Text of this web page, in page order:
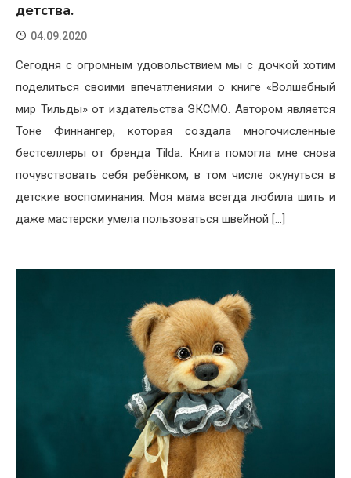
детства.
04.09.2020
Сегодня с огромным удовольствием мы с дочкой хотим
поделиться своими впечатлениями о книге «Волшебный
мир Тильды» от издательства ЭКСМО. Автором является
Тоне Финнангер, которая создала многочисленные
бестселлеры от бренда Tilda. Книга помогла мне снова
почувствовать себя ребёнком, в том числе окунуться в
детские воспоминания. Моя мама всегда любила шить и
даже мастерски умела пользоваться швейной […]